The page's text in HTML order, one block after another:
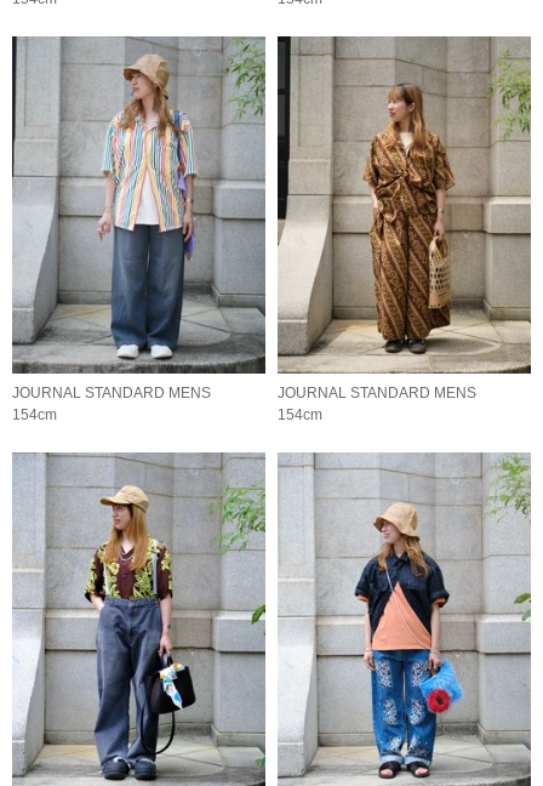
JOURNAL STANDARD MENS
154cm
JOURNAL STANDARD MENS
154cm